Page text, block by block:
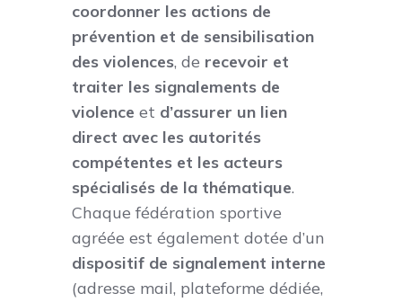
coordonner les actions de
prévention et de sensibilisation
des violences, de recevoir et
traiter les signalements de
violence et d’assurer un lien
direct avec les autorités
compétentes et les acteurs
spécialisés de la thématique.
Chaque fédération sportive
agréée est également dotée d’un
dispositif de signalement interne
(adresse mail, plateforme dédiée,